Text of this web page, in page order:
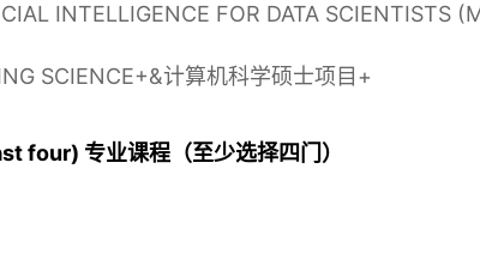
INTELLIGENCE FOR DATA SCIENTISTS
SCIENCE+&计算机科学硕士项目+
专业课程（至少选择四门）